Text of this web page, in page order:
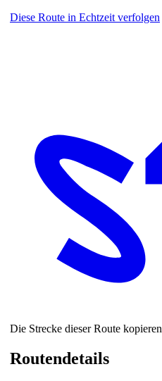
Diese Route in Echtzeit verfolgen
Die Strecke dieser Route kopieren
Routendetails